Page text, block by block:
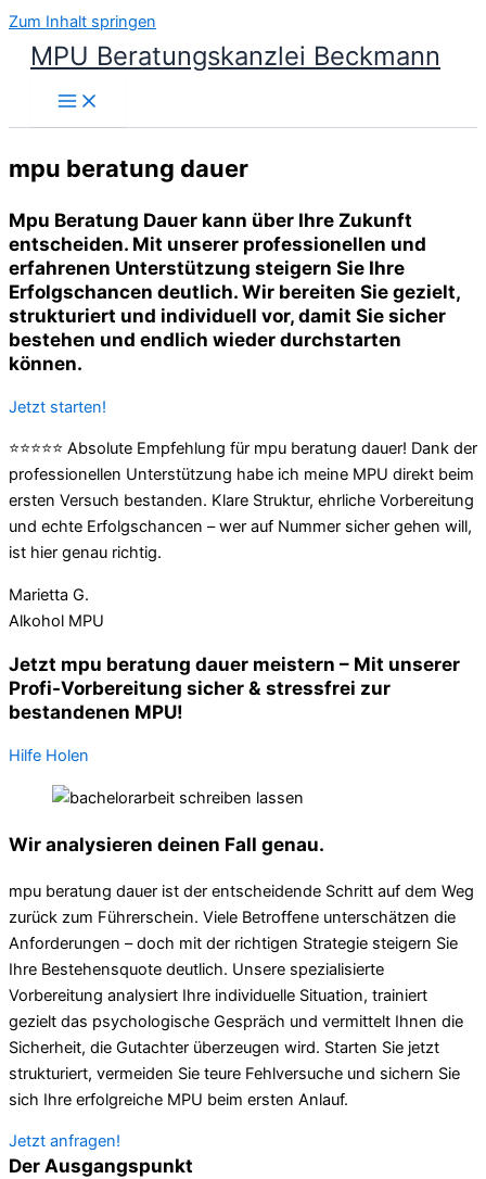
Zum Inhalt springen
MPU Beratungskanzlei Beckmann
mpu beratung dauer
Mpu Beratung Dauer kann über Ihre Zukunft
entscheiden. Mit unserer professionellen und
erfahrenen Unterstützung steigern Sie Ihre
Erfolgschancen deutlich. Wir bereiten Sie gezielt,
strukturiert und individuell vor, damit Sie sicher
bestehen und endlich wieder durchstarten
können.
Jetzt starten!
⭐⭐⭐⭐⭐ Absolute Empfehlung für mpu beratung dauer! Dank der
professionellen Unterstützung habe ich meine MPU direkt beim
ersten Versuch bestanden. Klare Struktur, ehrliche Vorbereitung
und echte Erfolgschancen – wer auf Nummer sicher gehen will,
ist hier genau richtig.
Marietta G.
Alkohol MPU
Jetzt mpu beratung dauer meistern – Mit unserer
Profi-Vorbereitung sicher & stressfrei zur
bestandenen MPU!
Hilfe Holen
Wir analysieren deinen Fall genau.
mpu beratung dauer ist der entscheidende Schritt auf dem Weg
zurück zum Führerschein. Viele Betroffene unterschätzen die
Anforderungen – doch mit der richtigen Strategie steigern Sie
Ihre Bestehensquote deutlich. Unsere spezialisierte
Vorbereitung analysiert Ihre individuelle Situation, trainiert
gezielt das psychologische Gespräch und vermittelt Ihnen die
Sicherheit, die Gutachter überzeugen wird. Starten Sie jetzt
strukturiert, vermeiden Sie teure Fehlversuche und sichern Sie
sich Ihre erfolgreiche MPU beim ersten Anlauf.
Jetzt anfragen!
Der Ausgangspunkt